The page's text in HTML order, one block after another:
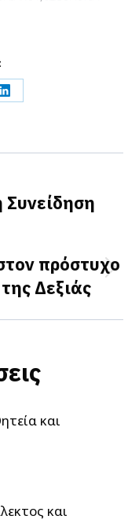
Share
LinkedIn
πρόστυχο
Δεξιάς
και
και